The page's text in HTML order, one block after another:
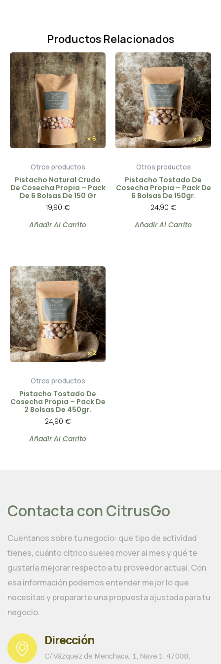
Productos Relacionados
Otros productos
Pistacho Natural Crudo
De Cosecha Propia – Pack
De 6 Bolsas De 150 Gr
19,90 €
Añadir Al Carrito
Otros productos
Pistacho Tostado De
Cosecha Propia – Pack De
6 Bolsas De 150gr.
24,90 €
Añadir Al Carrito
Otros productos
Pistacho Tostado De
Cosecha Propia – Pack De
2 Bolsas De 450gr.
24,90 €
Añadir Al Carrito
Contacta con CitrusGo
Cuéntanos sobre tu negocio: qué tipo de actividad
tienes, cuánto cítrico sueles mover al mes y qué te
gustaría mejorar respecto a tu proveedor actual. Con
esa información podemos entender mejor lo que
necesitas y prepararte una propuesta ajustada para tu
negocio.
Dirección
C/ Vázquez de Menchaca, 1, Nave 1. 47008,